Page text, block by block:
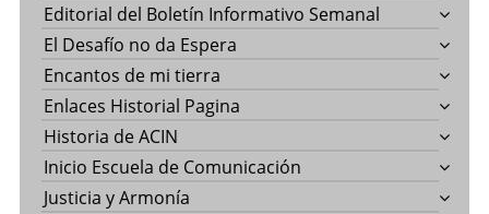
Editorial del Boletín Informativo Semanal
El Desafío no da Espera
Encantos de mi tierra
Enlaces Historial Pagina
Historia de ACIN
Inicio Escuela de Comunicación
Justicia y Armonía